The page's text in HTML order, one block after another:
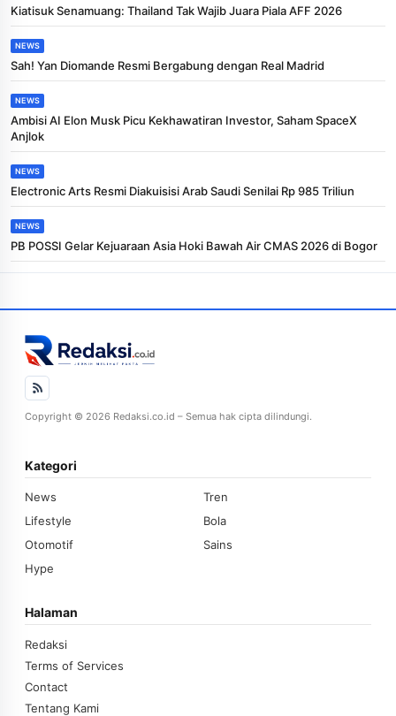
Kiatisuk Senamuang: Thailand Tak Wajib Juara Piala AFF 2026
NEWS
Sah! Yan Diomande Resmi Bergabung dengan Real Madrid
NEWS
Ambisi AI Elon Musk Picu Kekhawatiran Investor, Saham SpaceX
Anjlok
NEWS
Electronic Arts Resmi Diakuisisi Arab Saudi Senilai Rp 985 Triliun
NEWS
PB POSSI Gelar Kejuaraan Asia Hoki Bawah Air CMAS 2026 di Bogor
Copyright © 2026 Redaksi.co.id – Semua hak cipta dilindungi.
Kategori
News
Tren
Lifestyle
Bola
Otomotif
Sains
Hype
Halaman
Redaksi
Terms of Services
Contact
Tentang Kami